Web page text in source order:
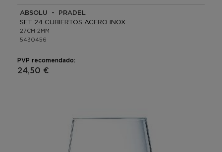
ABSOLU - PRADEL
SET 24 CUBIERTOS ACERO INOX
27CM-2MM
5430456
PVP recomendado:
24,50 €